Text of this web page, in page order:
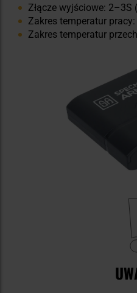
Złącze wyjściowe:
Zakres temperatur
Zakres temperatur